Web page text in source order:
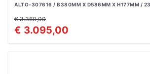
ALTO-307616 / B380MM X D586MM X H177MM /
€ 3.360,00
€ 3.095,00